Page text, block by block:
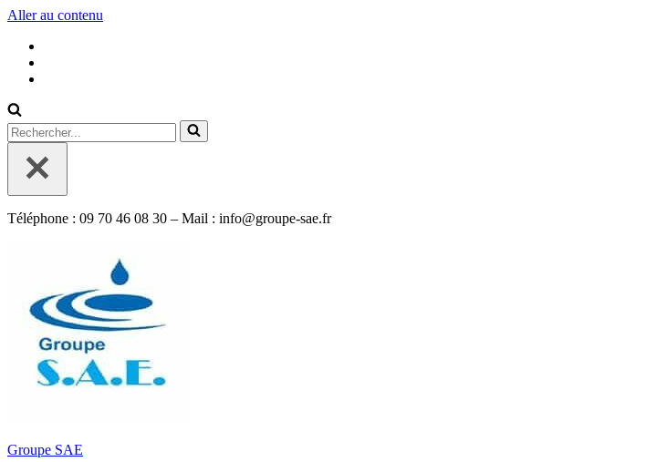
Aller au contenu
Rechercher...
Téléphone : 09 70 46 08 30 – Mail : info@groupe-sae.fr
Groupe SAE